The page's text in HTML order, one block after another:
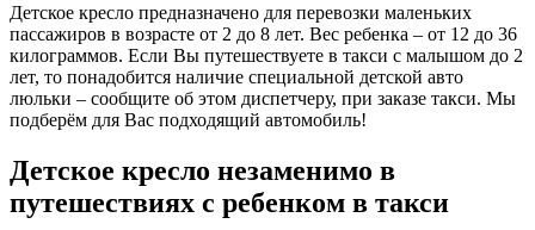
Детское кресло предназначено для перевозки маленьких
пассажиров в возрасте от 2 до 8 лет. Вес ребенка – от 12 до 36
килограммов. Если Вы путешествуете в такси с малышом до 2
лет, то понадобится наличие специальной детской авто
люльки – сообщите об этом диспетчеру, при заказе такси. Мы
подберём для Вас подходящий автомобиль!
Детское кресло незаменимо в
путешествиях с ребенком в такси